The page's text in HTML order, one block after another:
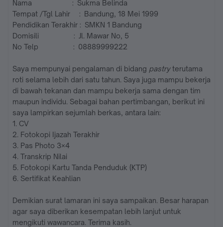
Nama : Sukma Belinda
Tempat /Tgl Lahir : Bandung, 18 Mei 1999
Pendidikan Terakhir : SMKN 1 Bandung
Domisili : Jl. Mawar No, 5
No Telp : 08889999222
Saya mempunyai pengalaman di bidang pastryterutama
roti selama lebih dari satu tahun. Saya juga mampu bekerja
di bawah tekanan dan mampu bekerja sama dengan tim
maupun individu. Sebagai bahan pertimbangan, berikut ini
saya lampirkan sejumlah berkas, antara lain:
1. CV
2. Fotokopi Ijazah Terakhir
3. Pas Photo 3×4
4. Transkrip Nilai
5. Fotokopi Kartu Tanda Penduduk (KTP)
6. Sertifikat Keahlian
Demikian surat lamaran ini saya sampaikan. Besar harapan
agar saya diberikan kesempatan lebih lanjut untuk
mengikuti wawancara. Terima kasih.